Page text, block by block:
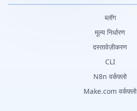
ब्लॉग
मूल्य निर्धारण
दस्तावेज़ीकरण
CLI
N8n वर्कफ़्लो
Make.com वर्कफ़्लो